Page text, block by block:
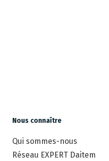
Nous connaître
Qui sommes-nous
Réseau EXPERT Daitem